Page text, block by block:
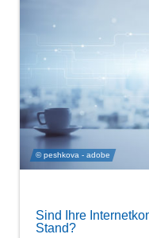
Sind Ihre
Stand?
© peshkova - adobe